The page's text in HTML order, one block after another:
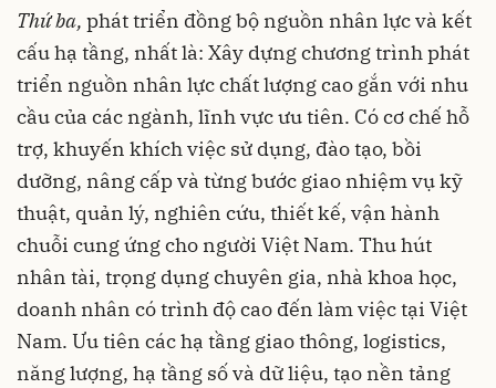
Thứ ba, phát triển đồng bộ nguồn nhân lực và kết
cấu hạ tầng, nhất là: Xây dựng chương trình phát
triển nguồn nhân lực chất lượng cao gắn với nhu
cầu của các ngành, lĩnh vực ưu tiên. Có cơ chế hỗ
trợ, khuyến khích việc sử dụng, đào tạo, bồi
dưỡng, nâng cấp và từng bước giao nhiệm vụ kỹ
thuật, quản lý, nghiên cứu, thiết kế, vận hành
chuỗi cung ứng cho người Việt Nam. Thu hút
nhân tài, trọng dụng chuyên gia, nhà khoa học,
doanh nhân có trình độ cao đến làm việc tại Việt
Nam. Ưu tiên các hạ tầng giao thông, logistics,
năng lượng, hạ tầng số và dữ liệu, tạo nền tảng